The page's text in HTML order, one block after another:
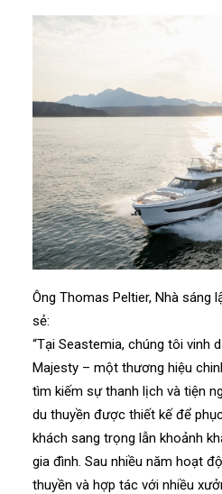
Ông Thomas Peltier, Nhà sáng
sẻ:
“Tại Seastemia, chúng tôi vinh
Majesty – một thương hiệu
tìm kiếm sự thanh lịch và tiện
du thuyền được thiết kế để
khách sang trọng lẫn khoảnh
gia đình. Sau nhiều năm hoạt
thuyền và hợp tác với nhiều